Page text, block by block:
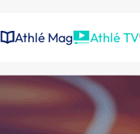
Athlé Mag Athlé TV